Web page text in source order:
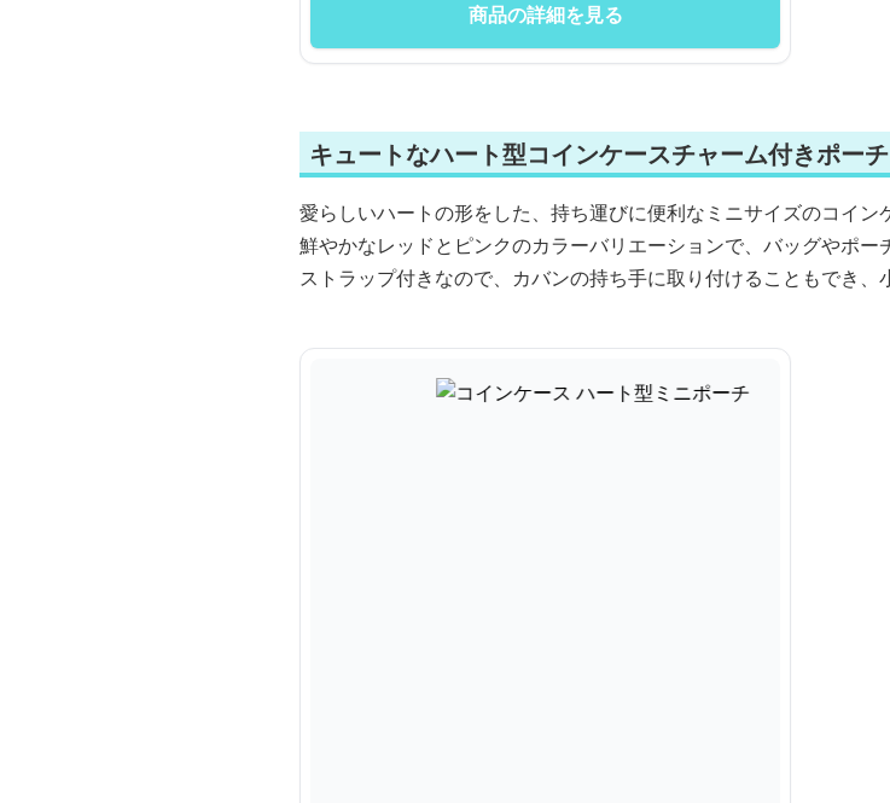
商品の詳細を見る
キュートなハート型コインケースチャーム付きポーチ
愛らしいハートの形をした、持ち運びに便利なミニサイズのコイン
鮮やかなレッドとピンクのカラーバリエーションで、バッグやポー
ストラップ付きなので、カバンの持ち手に取り付けることもでき、